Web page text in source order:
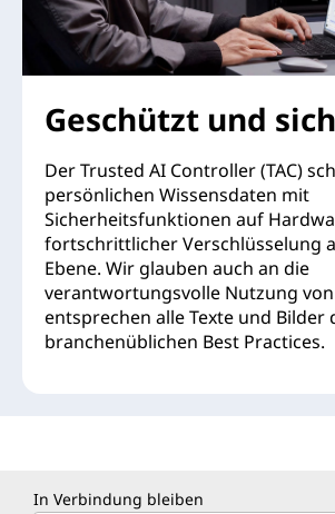
Geschützt und
Der Trusted AI Controller (TAC)
persönlichen Wissensdaten mit
Sicherheitsfunktionen auf
fortschrittlicher Verschlüsselung
Ebene. Wir glauben auch an die
verantwortungsvolle Nutzung
entsprechen alle Texte und Bilder
branchenüblichen Best Practices.
In Verbindung bleiben